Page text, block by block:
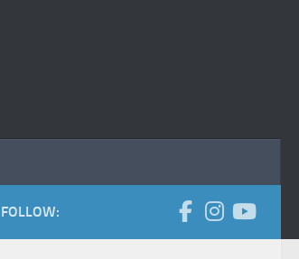
FOLLOW: